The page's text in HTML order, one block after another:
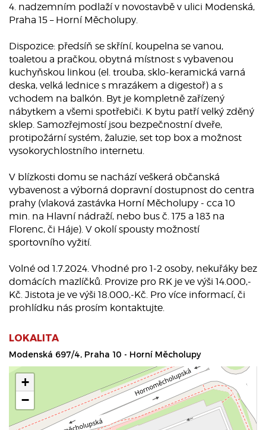
4. nadzemním podlaží v novostavbě v ulici Modenská,
Praha 15 – Horní Měcholupy.
Dispozice: předsíň se skříní, koupelna se vanou,
toaletou a pračkou, obytná místnost s vybavenou
kuchyňskou linkou (el. trouba, sklo-keramická varná
deska, velká lednice s mrazákem a digestoř) a s
vchodem na balkón. Byt je kompletně zařízený
nábytkem a všemi spotřebiči. K bytu patří velký zděný
sklep. Samozřejmostí jsou bezpečnostní dveře,
protipožární systém, žaluzie, set top box a možnost
vysokorychlostního internetu.
V blízkosti domu se nachází veškerá občanská
vybavenost a výborná dopravní dostupnost do centra
prahy (vlaková zastávka Horní Měcholupy - cca 10
min. na Hlavní nádraží, nebo bus č. 175 a 183 na
Florenc, či Háje). V okolí spousty možností
sportovního vyžití.
Volné od 1.7.2024. Vhodné pro 1-2 osoby, nekuřáky bez
domácích mazlíčků. Provize pro RK je ve výši 14.000,-
Kč. Jistota je ve výši 18.000,-Kč. Pro více informací, či
prohlídku nás prosím kontaktujte.
LOKALITA
Modenská 697/4, Praha 10 - Horní Měcholupy
+
−